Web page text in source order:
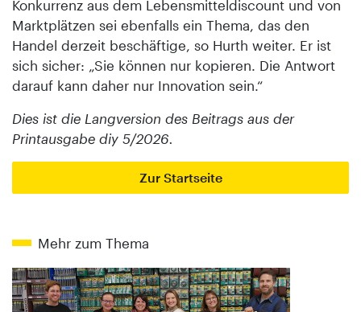
Konkurrenz aus dem Lebensmitteldiscount und von
Marktplätzen sei ebenfalls ein Thema, das den
Handel derzeit beschäftige, so Hurth weiter. Er ist
sich sicher: „Sie können nur kopieren. Die Antwort
darauf kann daher nur Innovation sein.“
Dies ist die Langversion des Beitrags aus der
Printausgabe diy 5/2026.
Zur Startseite
Mehr zum Thema